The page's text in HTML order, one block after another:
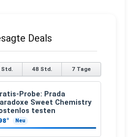
Deals
Std. 48 Std. 7 Tage
Probe: Prada
Sweet Chemistry
testen
Neu